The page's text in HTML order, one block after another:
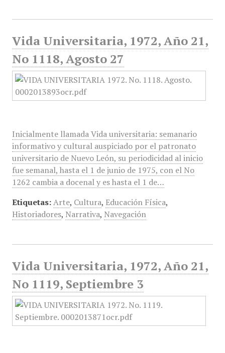
Vida Universitaria, 1972, Año 21,
No 1118, Agosto 27
Inicialmente llamada Vida universitaria: semanario
informativo y cultural auspiciado por el patronato
universitario de Nuevo León, su periodicidad al inicio
fue semanal, hasta el 1 de junio de 1975, con el No
1262 cambia a docenal y es hasta el 1 de…
Etiquetas: Arte, Cultura, Educación Física,
Historiadores, Narrativa, Navegación
Vida Universitaria, 1972, Año 21,
No 1119, Septiembre 3